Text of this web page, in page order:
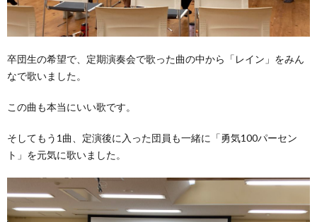
卒団生の希望で、定期演奏会で歌った曲の中から「レイン」をみん
なで歌いました。
この曲も本当にいい歌です。
そしてもう1曲、定演後に入った団員も一緒に「勇気100パーセン
ト」を元気に歌いました。